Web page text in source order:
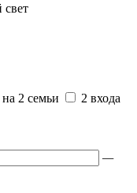
свет
2 семьи
2 входа
—